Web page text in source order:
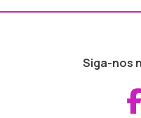
Siga-nos